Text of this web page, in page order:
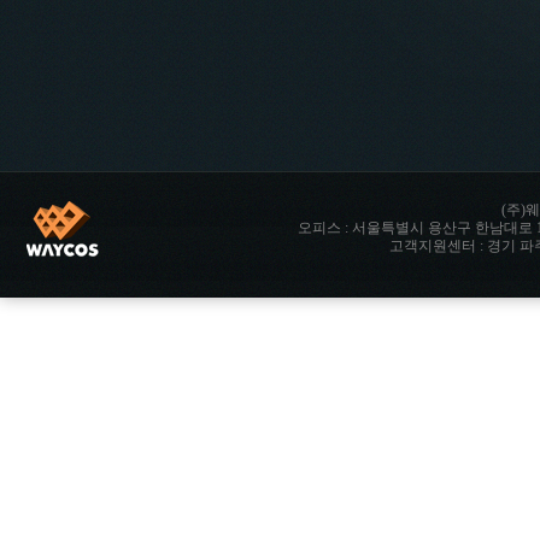
(주)
오피스 : 서울특별시 용산구 한남대로
고객지원센터 : 경기 파